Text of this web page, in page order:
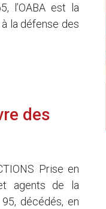
l’OABA est la
la défense des
des
Prise en
agents de la
décédés, en